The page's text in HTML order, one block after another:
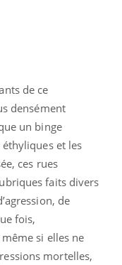
de ce
densément
un binge
et les
ces rues
faits divers
de
fois,
si elles ne
mortelles,